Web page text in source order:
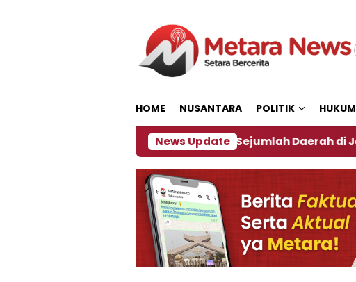
HOME NUSANTARA POLITIK HUKUM
News Update
Dampak El Nino, Sejumlah Daerah di Jember